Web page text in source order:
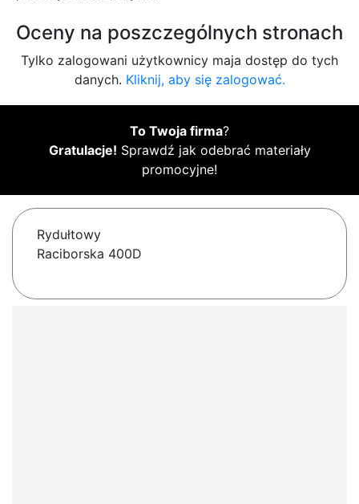
Oceny na poszczególnych stronach
Tylko zalogowani użytkownicy maja dostęp do tych
danych. Kliknij, aby się zalogować.
To Twoja firma?
Gratulacje! Sprawdź jak odebrać materiały
promocyjne!
Rydułtowy
Raciborska 400D